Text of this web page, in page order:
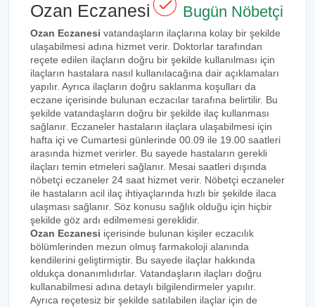
Ozan Eczanesi Bugün Nöbetçi
Ozan Eczanesi vatandaşların ilaçlarına kolay bir şekilde
ulaşabilmesi adına hizmet verir. Doktorlar tarafından
reçete edilen ilaçların doğru bir şekilde kullanılması için
ilaçların hastalara nasıl kullanılacağına dair açıklamaları
yapılır. Ayrıca ilaçların doğru saklanma koşulları da
eczane içerisinde bulunan eczacılar tarafına belirtilir. Bu
şekilde vatandaşların doğru bir şekilde ilaç kullanması
sağlanır. Eczaneler hastaların ilaçlara ulaşabilmesi için
hafta içi ve Cumartesi günlerinde 00.09 ile 19.00 saatleri
arasında hizmet verirler. Bu sayede hastaların gerekli
ilaçları temin etmeleri sağlanır. Mesai saatleri dışında
nöbetçi eczaneler 24 saat hizmet verir. Nöbetçi eczaneler
ile hastaların acil ilaç ihtiyaçlarında hızlı bir şekilde ilaca
ulaşması sağlanır. Söz konusu sağlık olduğu için hiçbir
şekilde göz ardı edilmemesi gereklidir.
Ozan Eczanesi içerisinde bulunan kişiler eczacılık
bölümlerinden mezun olmuş farmakoloji alanında
kendilerini geliştirmiştir. Bu sayede ilaçlar hakkında
oldukça donanımlıdırlar. Vatandaşların ilaçları doğru
kullanabilmesi adına detaylı bilgilendirmeler yapılır.
Ayrıca reçetesiz bir şekilde satılabilen ilaçlar için de